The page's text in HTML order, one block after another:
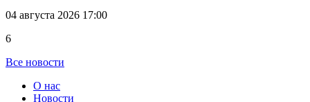
04 августа 2026 17:00
6
Все новости
О нас
Новости